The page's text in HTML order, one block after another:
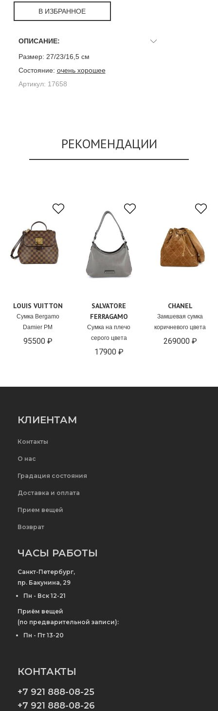
В ИЗБРАННОЕ
ОПИСАНИЕ:
Размер: 27/23/16,5 см
Состояние: очень хорошее
Артикул: 17658
РЕКОМЕНДАЦИИ
LOUIS VUITTON
Сумка Bergamo
Damier PM
95500 ₽
SALVATORE
FERRAGAMO
Сумка на плечо
серого цвета
17900 ₽
CHANEL
Замшевая сумка
коричневого цвета
269000 ₽
КЛИЕНТАМ
Контакты
О нас
Градация состояния
Доставка и оплата
Прием вещей
Возврат
ЧАСЫ РАБОТЫ
Санкт-Петербург,
пр. Бакунина, 29
Пн - Вск 12-21
Приём вещей
(по предварительной записи):
Пн - Пт 13-20
КОНТАКТЫ
+7 921 888-08-25
+7 921 888-08-26